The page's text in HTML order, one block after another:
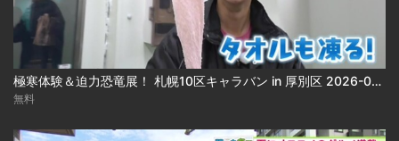
極寒体験＆迫力恐竜展！ 札幌10区キャラバン in 厚別区 2026-08-05
無料